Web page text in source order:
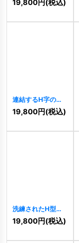
19,800円(税込)
連結するH字のハ
ウスラインロゴ
10280]
19,800円(税込)
洗練されたH型六
角形ロゴ [9161]
19,800円(税込)